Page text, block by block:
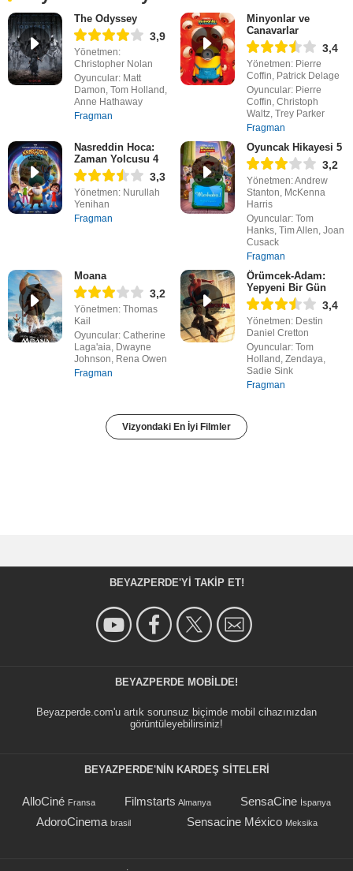
The Odyssey
3,9
Yönetmen:
Christopher Nolan
Oyuncular: Matt
Damon, Tom Holland,
Anne Hathaway
Fragman
Minyonlar ve
Canavarlar
3,4
Yönetmen: Pierre
Coffin, Patrick Delage
Oyuncular: Pierre
Coffin, Christoph
Waltz, Trey Parker
Fragman
Nasreddin Hoca:
Zaman Yolcusu 4
3,3
Yönetmen: Nurullah
Yenihan
Fragman
Oyuncak Hikayesi 5
3,2
Yönetmen: Andrew
Stanton, McKenna
Harris
Oyuncular: Tom
Hanks, Tim Allen, Joan
Cusack
Fragman
Moana
3,2
Yönetmen: Thomas
Kail
Oyuncular: Catherine
Laga'aia, Dwayne
Johnson, Rena Owen
Fragman
Örümcek-Adam:
Yepyeni Bir Gün
3,4
Yönetmen: Destin
Daniel Cretton
Oyuncular: Tom
Holland, Zendaya,
Sadie Sink
Fragman
Vizyondaki En İyi Filmler
BEYAZPERDE'YI TAKIP ET!
BEYAZPERDE MOBILDE!
Beyazperde.com'u artık sorunsuz biçimde mobil cihazınızdan
görüntüleyebilirsiniz!
BEYAZPERDE'NIN KARDEŞ SİTELERİ
AlloCiné Fransa Filmstarts Almanya SensaCine İspanya
AdoroCinema brasil Sensacine México Meksika